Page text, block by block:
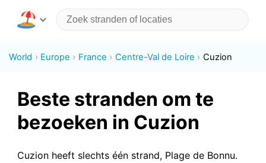
World Europe France Centre-Val de Loire Cuzion
Beste stranden om te
bezoeken in Cuzion
Cuzion heeft slechts één strand, Plage de Bonnu.